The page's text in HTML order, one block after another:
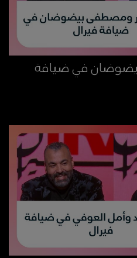
في ضيافة